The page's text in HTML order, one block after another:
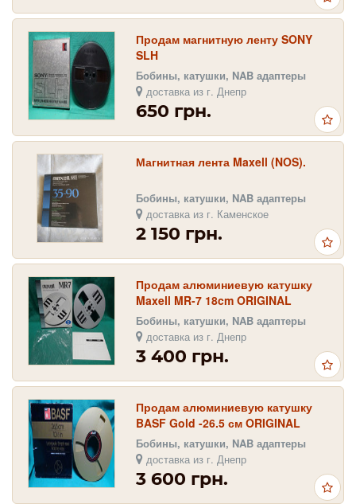
Продам магнитную ленту SONY
SLH
Бобины, катушки, NAB адаптеры
доставка из г. Днепр
650 грн.
Магнитная лента Maxell (NOS).
Бобины, катушки, NAB адаптеры
доставка из г. Каменское
2 150 грн.
Продам алюминиевую катушку
Maxell MR-7 18cm ORIGINAL
Бобины, катушки, NAB адаптеры
доставка из г. Днепр
3 400 грн.
Продам алюминиевую катушку
BASF Gold -26.5 см ORIGINAL
Бобины, катушки, NAB адаптеры
доставка из г. Днепр
3 600 грн.